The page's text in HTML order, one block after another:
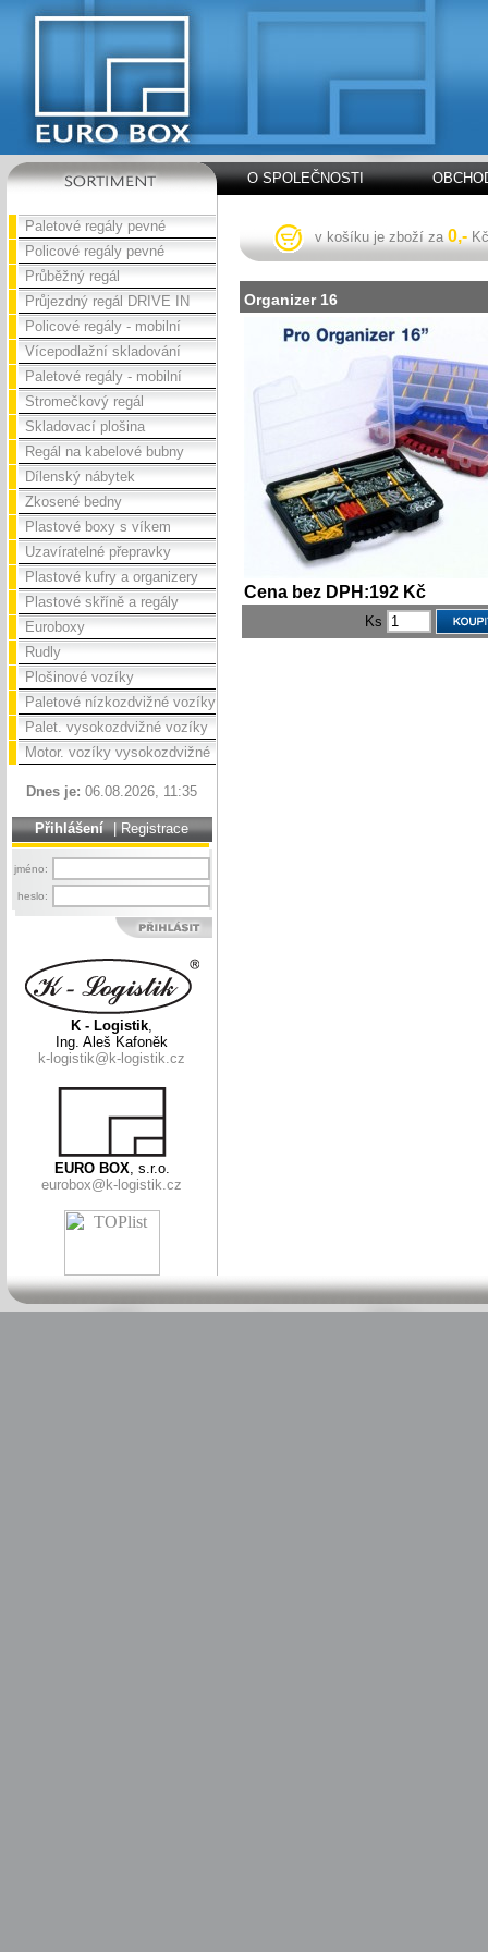
O SPOLEČNOSTI
Paletové regály pevné
Policové regály pevné
Průběžný regál
Průjezdný regál DRIVE IN
Policové regály - mobilní
Vícepodlažní skladování
Paletové regály - mobilní
Stromečkový regál
Skladovací plošina
Regál na kabelové bubny
Dílenský nábytek
Zkosené bedny
Plastové boxy s víkem
Uzavíratelné přepravky
Plastové kufry a organizery
Plastové skříně a regály
Euroboxy
Rudly
Plošinové vozíky
Paletové nízkozdvižné vozíky
Palet. vysokozdvižné vozíky
Motor. vozíky vysokozdvižné
Dnes je: 06.08.2026, 11:35
Přihlášení |Registrace
jméno:
heslo:
K - Logistik,
Ing. Aleš Kafoněk
k-logistik@k-logistik.cz
EURO BOX, s.r.o.
eurobox@k-logistik.cz
v košíku je zboží za 0,- Kč
Organizer 16
Cena bez DPH:192 Kč
Ks